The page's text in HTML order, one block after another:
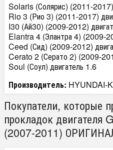
Solaris (Солярис) (2011-
Rio 3 (Рио 3) (2011-2017)
I30 (Ай30) (2009-2012)
Elantra 4 (Элантра 4) (2009-
Ceed (Сид) (2009-2012)
Cerato 2 (Серато 2) (2009-
Soul (Соул) двигатель 1.6
Производитель: HYUNDAI-
Покупатели, которые
прокладок
(2007-2011)